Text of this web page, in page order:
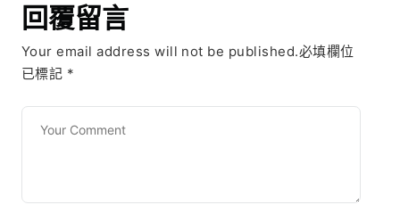
回覆留言
Your email address will not be published.必填欄位
已標記 *